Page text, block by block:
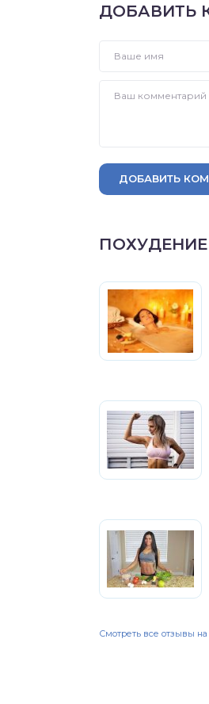
ДОБАВИТЬ
ДОБАВИТЬ
ПОХУДЕНИЕ
Смотреть все отзывы